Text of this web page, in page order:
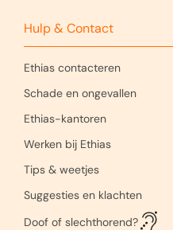
Hulp & Contact
Ethias contacteren
Schade en ongevallen
Ethias-kantoren
Werken bij Ethias
Tips & weetjes
Suggesties en klachten
Doof of slechthorend?